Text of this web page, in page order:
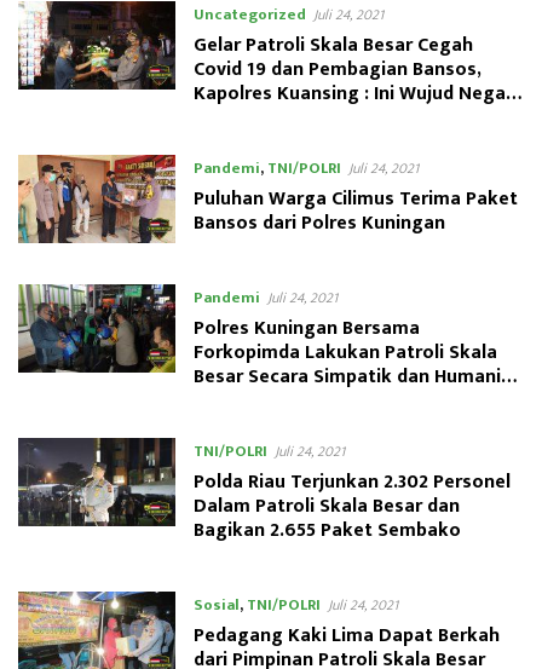
Uncategorized Juli 24, 2021
Gelar Patroli Skala Besar Cegah
Covid 19 dan Pembagian Bansos,
Kapolres Kuansing : Ini Wujud Negara
Pandemi,TNI/POLRI Juli 24, 2021
Puluhan Warga Cilimus Terima Paket
Bansos dari Polres Kuningan
Pandemi Juli 24, 2021
Polres Kuningan Bersama
Forkopimda Lakukan Patroli Skala
Besar Secara Simpatik dan Humanis
TNI/POLRI Juli 24, 2021
Polda Riau Terjunkan 2.302 Personel
Dalam Patroli Skala Besar dan
Bagikan 2.655 Paket Sembako
Sosial,TNI/POLRI Juli 24, 2021
Pedagang Kaki Lima Dapat Berkah
dari Pimpinan Patroli Skala Besar